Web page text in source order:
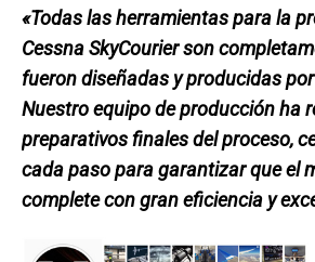
«Todas las herramientas para la
Cessna SkyCourier son
fueron diseñadas y producidas
Nuestro equipo de producción ha
preparativos finales del proceso,
cada paso para garantizar que el
complete con gran eficiencia y